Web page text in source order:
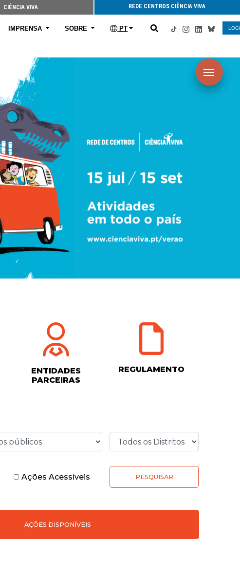
CIÊNCIA VIVA REDE CENTROS CIÊNCIA VIVA
IMPRENSA SOBRE PT
ENTIDADES
PARCEIRAS
REGULAMENTO
Ações Acessíveis PESQUISAR
AÇÕES DISPONÍVEIS